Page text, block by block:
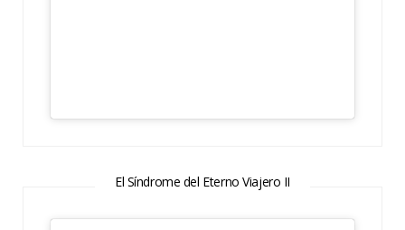
El Síndrome del Eterno Viajero II